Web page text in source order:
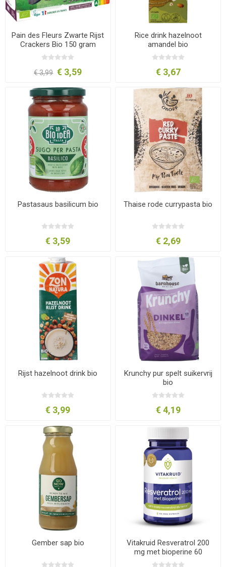
Pain des Fleurs Zwarte Rijst
Crackers Bio 150 gram
€ 3,99 € 3,59
Rice drink hazelnoot
amandel bio
€ 3,67
Pastasaus basilicum bio
€ 3,59
Thaise rode currypasta bio
€ 2,69
Rijst hazelnoot drink bio
€ 3,99
Krunchy pur spelt suikervrij
bio
€ 4,19
Gember sap bio
Vitakruid Resveratrol 200
mg met bioperine 60
capsules